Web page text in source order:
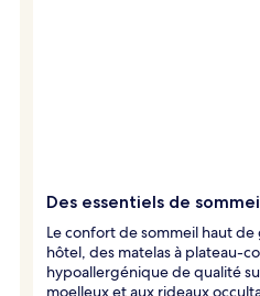
Des essentiels de
Le confort de sommeil haut
hôtel, des matelas à plateau-
hypoallergénique de qualité
moelleux et aux rideaux